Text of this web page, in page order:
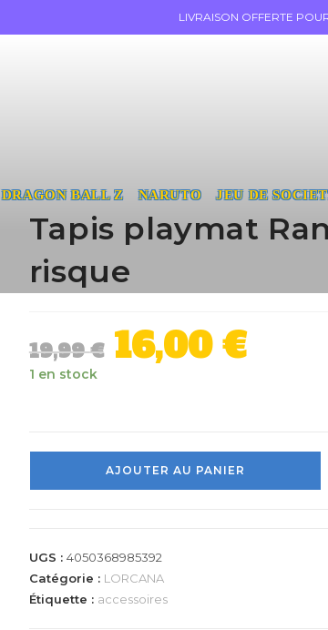
LIVRAISON OFFERTE
DRAGON BALL Z NARUTO JEU DE
Tapis playmat
risque
19,99€ 16,00 €
1 en stock
AJOUTER AU PANIER
UGS : 4050368985392
Catégorie : LORCANA
Étiquette : accessoires